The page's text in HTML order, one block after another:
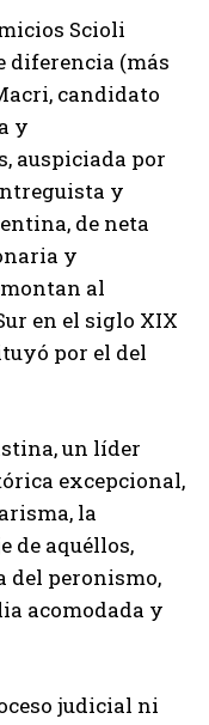
Scioli
diferencia (más
candidato
y
auspiciada por
y
de neta
y
al
en el siglo XIX
por el del
un líder
excepcional,
la
de aquéllos,
del peronismo,
acomodada y
judicial ni